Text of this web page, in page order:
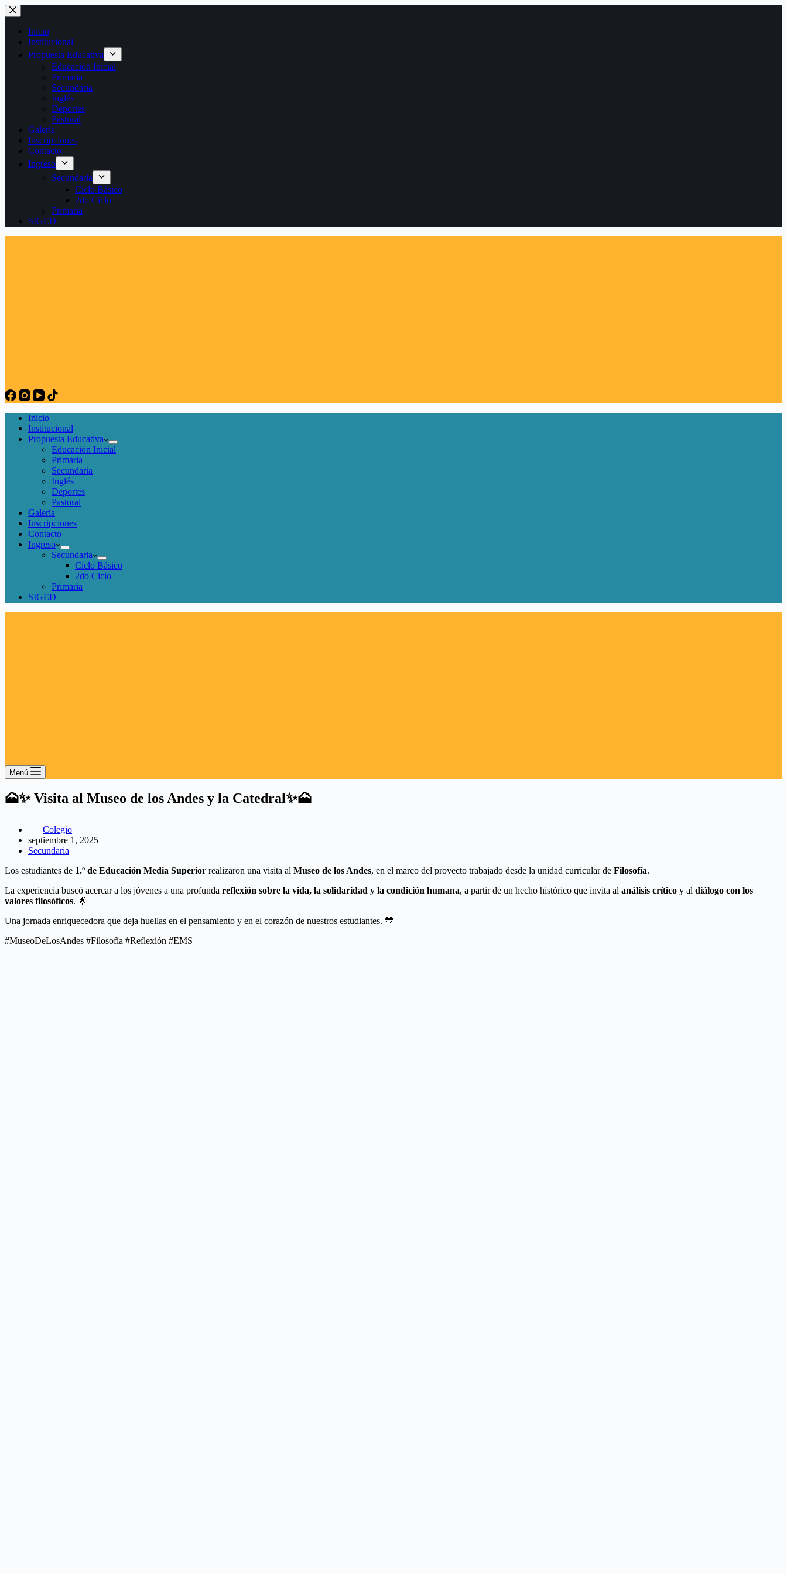
Saltar
al
contenido
Inicio
Institucional
Propuesta Educativa
Educación Inicial
Primaria
Secundaria
Inglés
Deportes
Pastoral
Galería
Inscripciones
Contacto
Ingreso
Secundaria
Ciclo Básico
2do Ciclo
Primaria
SIGED
Inicio
Institucional
Propuesta Educativa
Educación Inicial
Primaria
Secundaria
Inglés
Deportes
Pastoral
Galería
Inscripciones
Contacto
Ingreso
Secundaria
Ciclo Básico
2do Ciclo
Primaria
SIGED
Menú
🗻✨ Visita al Museo de los Andes y la Catedral✨🗻
Colegio
septiembre 1, 2025
Secundaria
Los estudiantes de 1.º de Educación Media Superior realizaron una visita al Museo de los Andes, en el marco del proyecto trabajado desde la unidad curricular de Filosofía.
La experiencia buscó acercar a los jóvenes a una profunda reflexión sobre la vida, la solidaridad y la condición humana, a partir de un hecho histórico que invita al análisis crítico y al diálogo con los
valores filosóficos. 🌟
Una jornada enriquecedora que deja huellas en el pensamiento y en el corazón de nuestros estudiantes. 💙
#MuseoDeLosAndes #Filosofía #Reflexión #EMS